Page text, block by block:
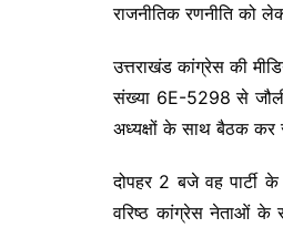
राजनीतिक रणनीति को
उत्तराखंड कांग्रेस की
संख्या 6E-5298 से
अध्यक्षों के साथ बैठक कर
दोपहर 2 बजे वह पार्टी
वरिष्ठ कांग्रेस नेताओं के